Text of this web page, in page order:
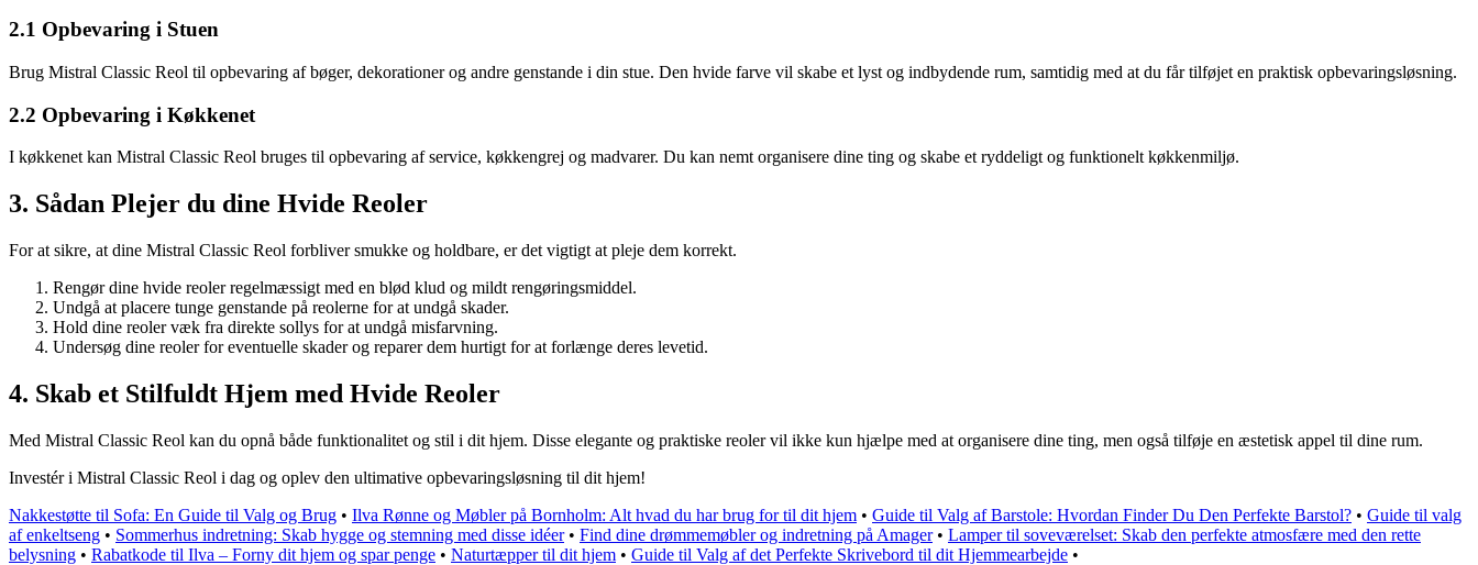
2.1 Opbevaring i Stuen
Brug Mistral Classic Reol til opbevaring af bøger, dekorationer og andre genstande i din stue. Den hvide farve vil skabe et lyst og indbydende rum, samtidig med at du får tilføjet en praktisk opbevaringsløsning.
2.2 Opbevaring i Køkkenet
I køkkenet kan Mistral Classic Reol bruges til opbevaring af service, køkkengrej og madvarer. Du kan nemt organisere dine ting og skabe et ryddeligt og funktionelt køkkenmiljø.
3. Sådan Plejer du dine Hvide Reoler
For at sikre, at dine Mistral Classic Reol forbliver smukke og holdbare, er det vigtigt at pleje dem korrekt.
Rengør dine hvide reoler regelmæssigt med en blød klud og mildt rengøringsmiddel.
Undgå at placere tunge genstande på reolerne for at undgå skader.
Hold dine reoler væk fra direkte sollys for at undgå misfarvning.
Undersøg dine reoler for eventuelle skader og reparer dem hurtigt for at forlænge deres levetid.
4. Skab et Stilfuldt Hjem med Hvide Reoler
Med Mistral Classic Reol kan du opnå både funktionalitet og stil i dit hjem. Disse elegante og praktiske reoler vil ikke kun hjælpe med at organisere dine ting, men også tilføje en æstetisk appel til dine rum.
Investér i Mistral Classic Reol i dag og oplev den ultimative opbevaringsløsning til dit hjem!
Nakkestøtte til Sofa: En Guide til Valg og Brug • Ilva Rønne og Møbler på Bornholm: Alt hvad du har brug for til dit hjem • Guide til Valg af Barstole: Hvordan Finder Du Den Perfekte Barstol? • Guide til valg
af enkeltseng • Sommerhus indretning: Skab hygge og stemning med disse idéer• Find dine drømmemøbler og indretning på Amager• Lamper til soveværelset: Skab den perfekte atmosfære med den rette
belysning • Rabatkode til Ilva – Forny dit hjem og spar penge • Naturtæpper til dit hjem • Guide til Valg af det Perfekte Skrivebord til dit Hjemmearbejde •